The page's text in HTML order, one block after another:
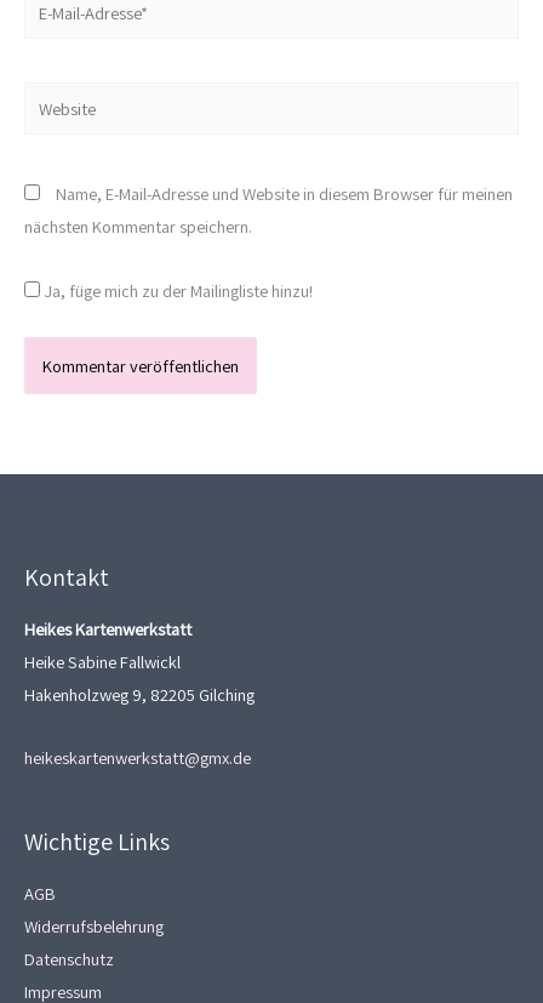
Name, E-Mail-Adresse und Website in diesem Browser für meinen
nächsten Kommentar speichern.
Ja, füge mich zu der Mailingliste hinzu!
Kontakt
Heikes Kartenwerkstatt
Heike Sabine Fallwickl
Hakenholzweg 9, 82205 Gilching
heikeskartenwerkstatt@gmx.de
Wichtige Links
AGB
Widerrufsbelehrung
Datenschutz
Impressum